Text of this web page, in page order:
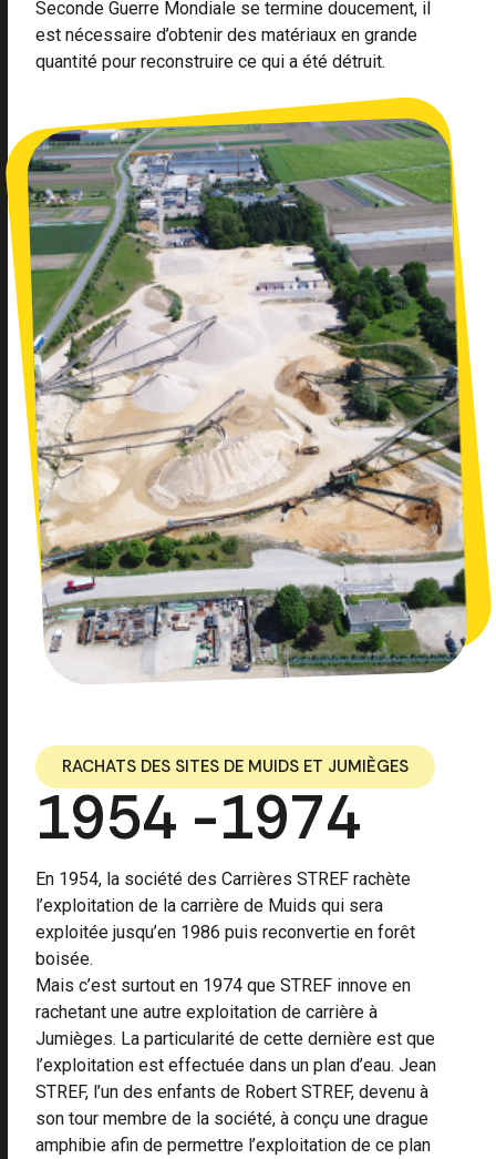
Seconde Guerre Mondiale se termine doucement, il
est nécessaire d’obtenir des matériaux en grande
quantité pour reconstruire ce qui a été détruit.
RACHATS DES SITES DE MUIDS ET JUMIÈGES
1954 -1974
En 1954, la société des Carrières STREF rachète
l’exploitation de la carrière de Muids qui sera
exploitée jusqu’en 1986 puis reconvertie en forêt
boisée.
Mais c’est surtout en 1974 que STREF innove en
rachetant une autre exploitation de carrière à
Jumièges. La particularité de cette dernière est que
l’exploitation est effectuée dans un plan d’eau. Jean
STREF, l’un des enfants de Robert STREF, devenu à
son tour membre de la société, à conçu une drague
amphibie afin de permettre l’exploitation de ce plan